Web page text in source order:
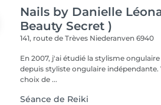
Nails by Danielle
Beauty Secret )
141, route de Trèves Niederanven 6940
En 2007, j'ai étudié la stylisme
depuis styliste ongulaire indépendante. Vous trouverez ici un large
choix de ...
Séance de Reiki